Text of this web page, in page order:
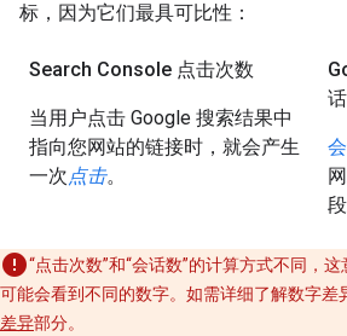
标，因为它们最具可比性：
Search Console 点击次数
当用户点击 Google 搜索结果中
指向您网站的链接时，就会产生
一次点击。
话
“点击次数”和“会话数”的计算方式不同，
可能会看到不同的数字。如需详细了解数字差
差异部分。